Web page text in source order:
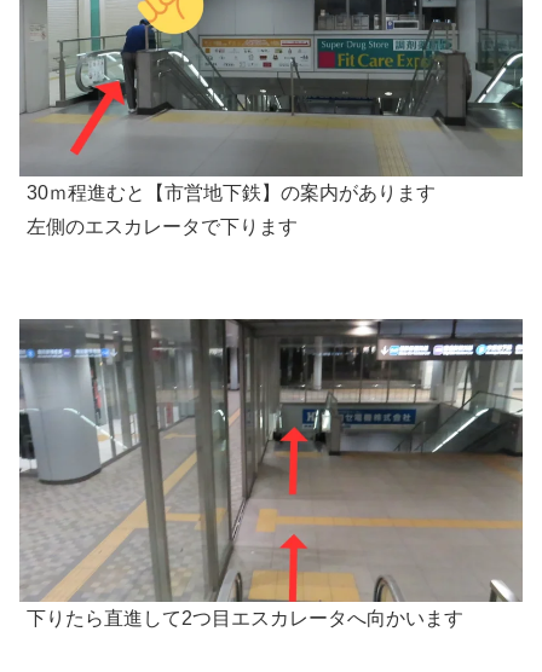
30ｍ程進むと【市営地下鉄】の案内があります
左側のエスカレータで下ります
下りたら直進して2つ目エスカレータへ向かいます